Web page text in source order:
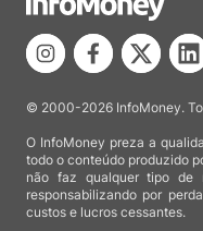
© 2000-2026 InfoMoney.
O InfoMoney preza a
todo o conteúdo produzido
não faz qualquer tipo de
responsabilizando por
custos e lucros cessantes.